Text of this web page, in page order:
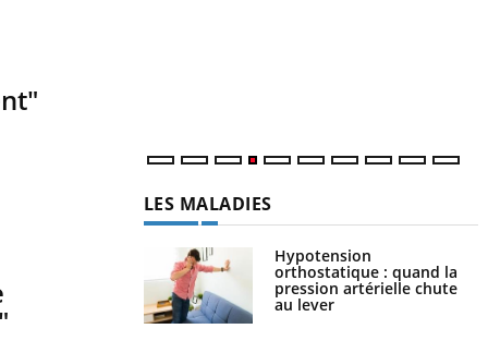
LES MALADIES
Hypotension
orthostatique : quand la
pression artérielle chute
au lever